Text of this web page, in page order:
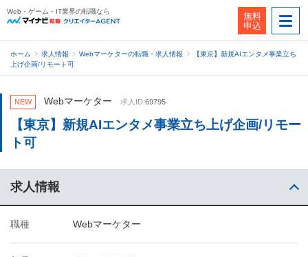
Web・ゲーム・IT業界の転職なら
無料
申込
ホーム 求人情報 Webマーケターの転職・求人情報
【東京】新規AIエンタメ事業立ち
上げ企画/リモート可
NEW Webマーケター 求人ID:69795
【東京】新規AIエンタメ事業立ち上げ企画/リモー
ト可
求人情報
職種 Webマーケター